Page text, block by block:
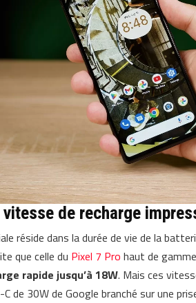
de recharge
réside dans la durée de vie de la
que celle du Pixel 7 Pro haut de
rapide jusqu’à 18W. Mais ces
de 30W de Google branché sur une